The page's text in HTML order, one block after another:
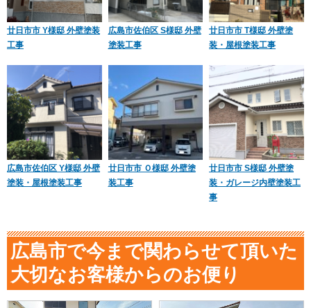
廿日市市 Y様邸 外壁塗装
工事
広島市佐伯区 S様邸 外壁
塗装工事
廿日市市 T様邸 外壁塗
装・屋根塗装工事
広島市佐伯区 Y様邸 外壁
塗装・屋根塗装工事
廿日市市 Ｏ様邸 外壁塗
装工事
廿日市市 S様邸 外壁塗
装・ガレージ内壁塗装工
事
広島市で今まで関わらせて頂いた
大切なお客様からのお便り